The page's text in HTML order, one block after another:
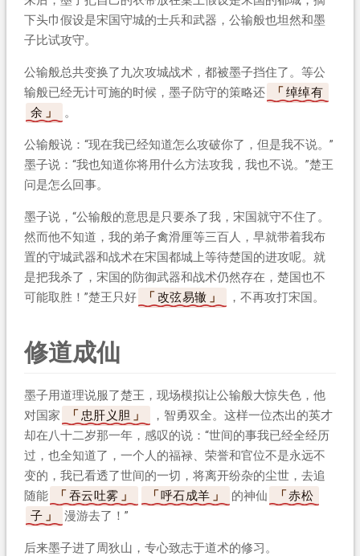
下头巾假设是宋国守城的士兵和武器，公输般也坦然和墨
子比试攻守。
公输般总共变换了九次攻城战术，都被墨子挡住了。等公
输般已经无计可施的时候，墨子防守的策略还
绰绰有
余
。
公输般说：“现在我已经知道怎么攻破你了，但是我不说。”
墨子说：“我也知道你将用什么方法攻我，我也不说。”楚王
问是怎么回事。
墨子说，“公输般的意思是只要杀了我，宋国就守不住了。
然而他不知道，我的弟子禽滑厘等三百人，早就带着我布
置的守城武器和战术在宋国都城上等待楚国的进攻呢。就
是把我杀了，宋国的防御武器和战术仍然存在，楚国也不
可能取胜！”楚王只好
改弦易辙 ，不再攻打宋国。
修道成仙
墨子用道理说服了楚王，现场模拟让公输般大惊失色，他
对国家
忠肝义胆
，智勇双全。这样一位杰出的英才
却在八十二岁那一年，感叹的说：“世间的事我已经全经历
过，也全知道了，一个人的福禄、荣誉和官位不是永远不
变的，我已看透了世间的一切，将离开纷杂的尘世，去追
随能
吞云吐雾 呼石成羊 的神仙
赤松
子
漫游去了！”
后来墨子进了周狄山，专心致志于道术的修习。